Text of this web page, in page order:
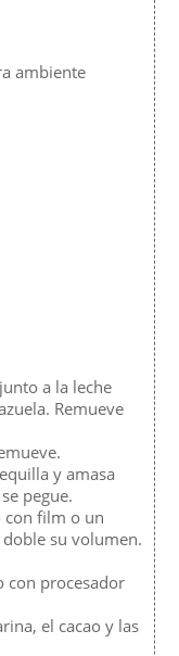
ambiente
a la leche
Remueve
y amasa
pegue.
con film o un
su volumen.
con procesador
el cacao y las